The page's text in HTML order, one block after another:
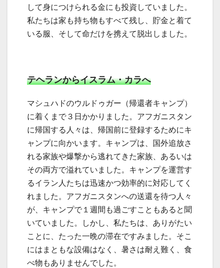
して身につけられる金にも投資していました。
私たちは家も持ち物もすべて残し、貯金と着て
いる服、そして命だけを携えて脱出しました。
テヘランからイスラム・カラへ
マシュハドのウルドゥガー（帰還者キャンプ）
に着くまで３日かかりました。アフガニスタン
に帰国する人々は、帰国前に登録するためにキ
ャンプに向かいます。キャンプは、国外追放さ
れる家族や爆撃から逃れてきた家族、あるいは
その両方で溢れていました。キャンプを運営す
るイラン人たちは迅速かつ効率的に対応してく
れました。アフガニスタンへの送還を待つ人々
が、キャンプで１週間も過ごすこともあると聞
いていました。しかし、私たちは、ありがたい
ことに、たった一晩の滞在ですみました。そこ
にはまともな設備はなく、暑さは耐え難く、食
べ物もありませんでした。